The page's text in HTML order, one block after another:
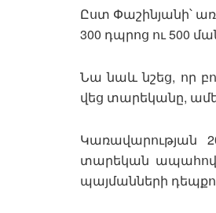
Ըստ Փաշինյանի՝
300 դպրոց ու 500
Նա նաև նշեց, որ
վեց տարեկանը,
Կառավարության
տարեկան
պայմանների